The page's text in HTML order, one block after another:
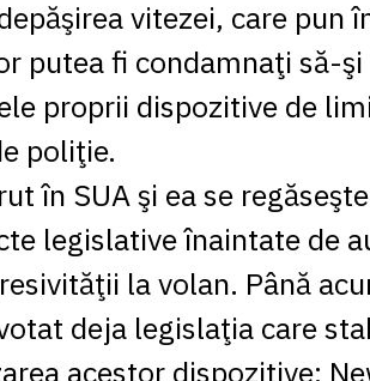
vitezei, care pun
putea fi condamnaţi să-
proprii dispozitive de
poliţie.
în SUA şi ea se
legislative înaintate de
la volan. Până
deja legislaţia care
acestor dispozitive: